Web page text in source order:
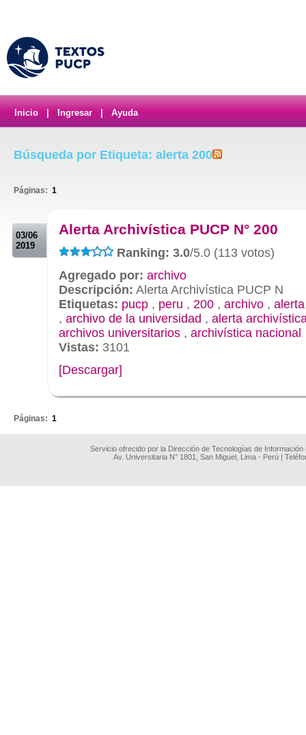
Inicio Ingresar Ayuda
Búsqueda por Etiqueta: alerta 200
Páginas: 1
03/06
2019
Alerta Archivística PUCP N° 200
Ranking: 3.0/5.0 (113 votos)
Agregado por: archivo
Descripción: Alerta Archivística PUCP N
Etiquetas: pucp , peru , 200 , archivo , alerta
, archivo de la universidad , alerta
archivos universitarios , archivística nacional
Vistas: 3101
[Descargar]
Páginas: 1
Servicio ofrecido por la Dirección de Tecnologías de
Av. Universitaria N° 1801, San Miguel, Lima - Perú |